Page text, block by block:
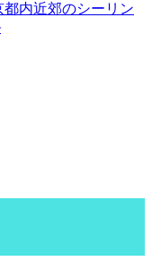
内近郊のシーリン